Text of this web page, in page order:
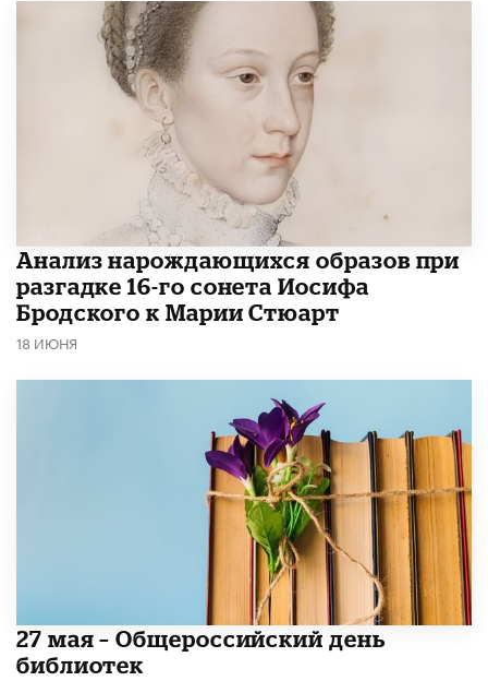
Анализ нарождающихся образов при
разгадке 16-го сонета Иосифа
Бродского к Марии Стюарт
18 ИЮНЯ
​27 мая – Общероссийский день
библиотек